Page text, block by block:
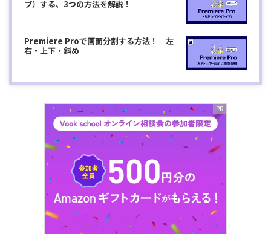
プ）する、3つの方法を解説！
Premiere Proで画面分割する方法！ 左
右・上下・斜め